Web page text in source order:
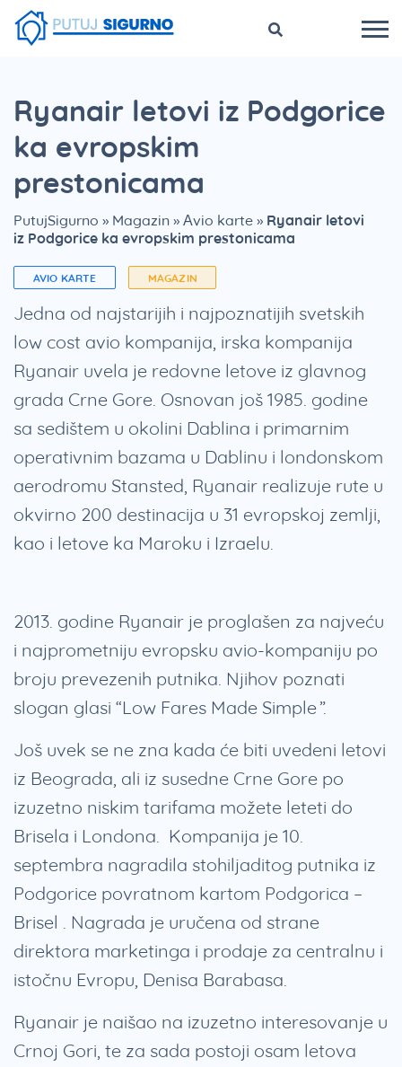
Ryanair letovi iz Podgorice
ka evropskim
prestonicama
PutujSigurno » Magazin » Avio karte » Ryanair letovi
iz Podgorice ka evropskim prestonicama
AVIO KARTE MAGAZIN
Jedna od najstarijih i najpoznatijih svetskih
low cost avio kompanija, irska kompanija
Ryanair uvela je redovne letove iz glavnog
grada Crne Gore. Osnovan još 1985. godine
sa sedištem u okolini Dablina i primarnim
operativnim bazama u Dablinu i londonskom
aerodromu Stansted, Ryanair realizuje rute u
okvirno 200 destinacija u 31 evropskoj zemlji,
kao i letove ka Maroku i Izraelu.
2013. godine Ryanair je proglašen za najveću
i najprometniju evropsku avio-kompaniju po
broju prevezenih putnika. Njihov poznati
slogan glasi “Low Fares Made Simple”.
Još uvek se ne zna kada će biti uvedeni letovi
iz Beograda, ali iz susedne Crne Gore po
izuzetno niskim tarifama možete leteti do
Brisela i Londona. Kompanija je 10.
septembra nagradila stohiljaditog putnika iz
Podgorice povratnom kartom Podgorica –
Brisel . Nagrada je uručena od strane
direktora marketinga i prodaje za centralnu i
istočnu Evropu, Denisa Barabasa.
Ryanair je naišao na izuzetno interesovanje u
Crnoj Gori, te za sada postoji osam letova